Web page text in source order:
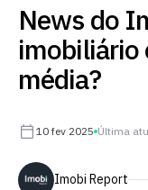
News do
imobiliário
média?
10 fev 2025 Última
Imobi Report